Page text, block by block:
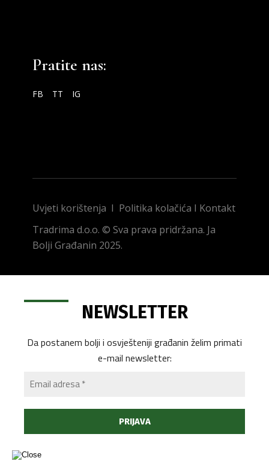
Pratite nas:
FB TT IG
Uvjeti korištenja I Politika kolačića I Kontakt
Tradrima d.o.o. © Sva prava pridržana. Ja
Bolji Građanin 2025.
NEWSLETTER
Da postanem bolji i osvješteniji građanin želim primati
e-mail newsletter: